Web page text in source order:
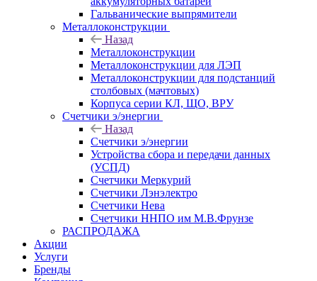
Гальванические выпрямители
Металлоконструкции
Назад
Металлоконструкции
Металлоконструкции для ЛЭП
Металлоконструкции для подстанций
столбовых (мачтовых)
Корпуса серии КЛ, ЩО, ВРУ
Счетчики э/энергии
Назад
Счетчики э/энергии
Устройства сбора и передачи данных
(УСПД)
Счетчики Меркурий
Счетчики Лэнэлектро
Счетчики Нева
Счетчики ННПО им М.В.Фрунзе
РАСПРОДАЖА
Акции
Услуги
Бренды